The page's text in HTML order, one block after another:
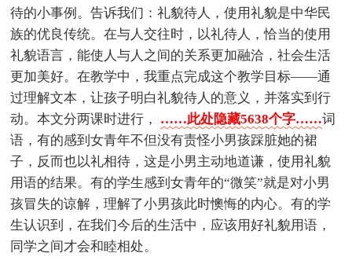
待的小事例。告诉我们：礼貌待人，使用礼貌是中华民
族的优良传统。在与人交往时，以礼待人，恰当的使用
礼貌语言，能使人与人之间的关系更加融洽，社会生活
更加美好。在教学中，我重点完成这个教学目标——通
过理解文本，让孩子明白礼貌待人的意义，并落实到行
动。本文分两课时进行， ……此处隐藏5638个字……词
语，有的感到女青年不但没有责怪小男孩踩脏她的裙
子，反而也以礼相待，这是小男主动地道谦，使用礼貌
用语的结果。有的学生感到女青年的“微笑”就是对小男
孩冒失的谅解，理解了小男孩此时懊悔的内心。有的学
生认识到，在我们今后的生活中，应该用好礼貌用语，
同学之间才会和睦相处。